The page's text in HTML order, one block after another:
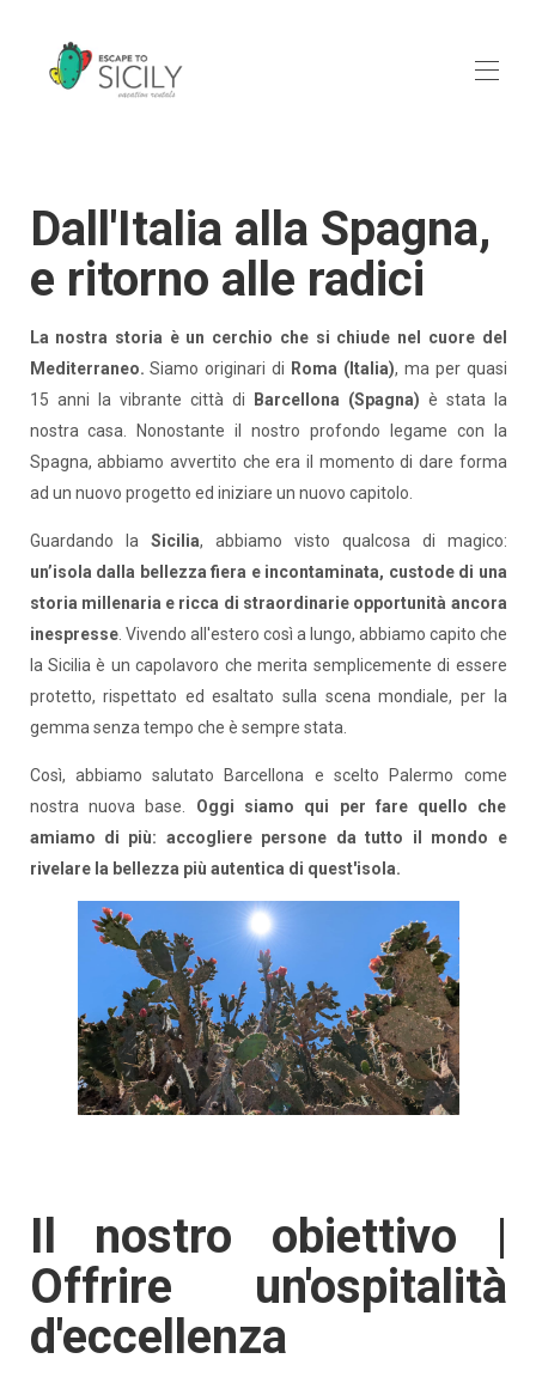
Tutte le proprietà
La nostra storia
Contattaci
Dall'Italia alla Spagna,
e ritorno alle radici
La nostra storia è un cerchio che si chiude nel cuore del
Mediterraneo. Siamo originari di Roma (Italia), ma per quasi
15 anni la vibrante città di
Barcellona (Spagna) è stata la
nostra casa. Nonostante il nostro profondo legame con la
Spagna, abbiamo avvertito che era il momento di dare forma
ad un nuovo progetto ed iniziare un nuovo capitolo.
Guardando la Sicilia, abbiamo visto qualcosa di magico:
un’isola dalla bellezza fiera e incontaminata, custode di una
storia millenaria e ricca di straordinarie opportunità ancora
inespresse. Vivendo all'estero così a lungo, abbiamo capito che
la Sicilia è un capolavoro che merita semplicemente di essere
protetto, rispettato ed esaltato sulla scena mondiale, per la
gemma senza tempo che è sempre stata.
Così, abbiamo salutato Barcellona e scelto Palermo come
nostra nuova base. Oggi siamo qui per fare quello che
amiamo di più: accogliere persone da tutto il mondo e
rivelare la bellezza più autentica di quest'isola.
Il nostro obiettivo |
Offrire un'ospitalità
d'eccellenza